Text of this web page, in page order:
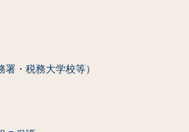
・税務大学校等）